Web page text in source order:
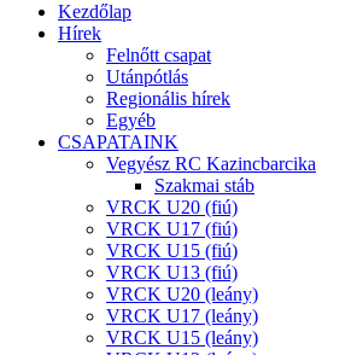
Kezdőlap
Hírek
Felnőtt csapat
Utánpótlás
Regionális hírek
Egyéb
CSAPATAINK
Vegyész RC Kazincbarcika
Szakmai stáb
VRCK U20 (fiú)
VRCK U17 (fiú)
VRCK U15 (fiú)
VRCK U13 (fiú)
VRCK U20 (leány)
VRCK U17 (leány)
VRCK U15 (leány)